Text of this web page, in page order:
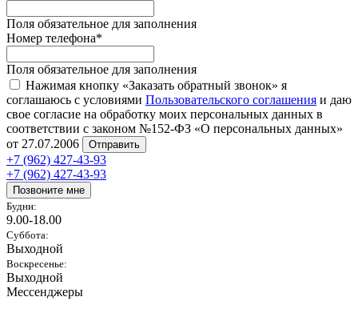
Поля обязательное для заполнения
Номер телефона*
Поля обязательное для заполнения
Нажимая кнопку «Заказать обратный звонок» я
соглашаюсь с условиями Пользовательского соглашения и даю
свое согласие на обработку моих персональных данных в
соответствии с законом №152-ФЗ «О персональных данных»
от 27.07.2006
Отправить
+7 (962) 427-43-93
+7 (962) 427-43-93
Позвоните мне
Будни:
9.00-18.00
Суббота:
Выходной
Воскресенье:
Выходной
Мессенджеры